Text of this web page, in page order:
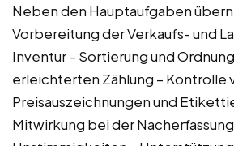
Neben den Hauptaufgaben
Vorbereitung der Verkaufs- und
Inventur – Sortierung und
erleichterten Zählung – Kontrolle
Preisauszeichnungen und
Mitwirkung bei der